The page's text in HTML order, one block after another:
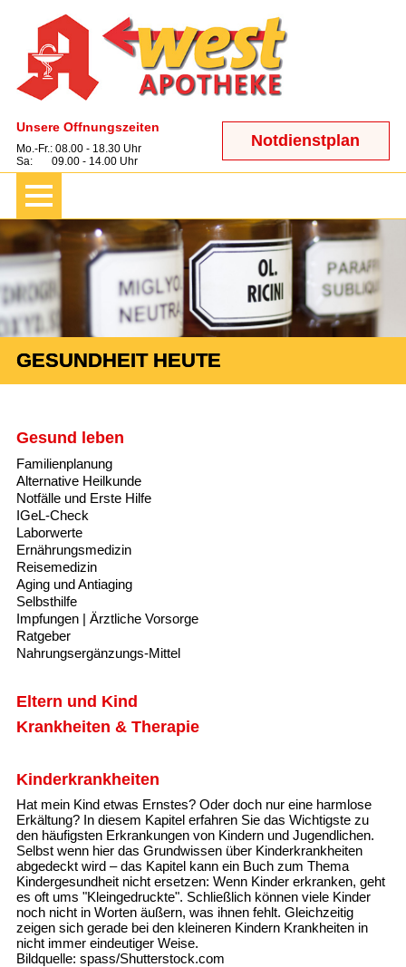
Unsere Öffnungszeiten
Mo.-Fr.: 08.00 - 18.30 Uhr
Sa: 09.00 - 14.00 Uhr
Notdienstplan
GESUNDHEIT HEUTE
Gesund leben
Familienplanung
Alternative Heilkunde
Notfälle und Erste Hilfe
IGeL-Check
Laborwerte
Ernährungsmedizin
Reisemedizin
Aging und Antiaging
Selbsthilfe
Impfungen | Ärztliche Vorsorge
Ratgeber
Nahrungsergänzungs-Mittel
Eltern und Kind
Krankheiten & Therapie
Kinderkrankheiten
Hat mein Kind etwas Ernstes? Oder doch nur eine harmlose
Erkältung? In diesem Kapitel erfahren Sie das Wichtigste zu
den häufigsten Erkrankungen von Kindern und Jugendlichen.
Selbst wenn hier das Grundwissen über Kinderkrankheiten
abgedeckt wird – das Kapitel kann ein Buch zum Thema
Kindergesundheit nicht ersetzen: Wenn Kinder erkranken, geht
es oft ums "Kleingedruckte". Schließlich können viele Kinder
noch nicht in Worten äußern, was ihnen fehlt. Gleichzeitig
zeigen sich gerade bei den kleineren Kindern Krankheiten in
nicht immer eindeutiger Weise.
Bildquelle: spass/Shutterstock.com